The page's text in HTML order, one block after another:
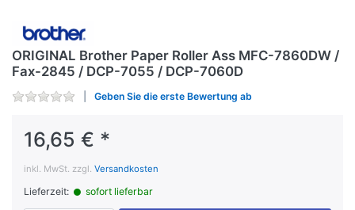
ORIGINAL Brother Paper Roller Ass MFC-7860DW /
Fax-2845 / DCP-7055 / DCP-7060D
Geben Sie die erste Bewertung ab
16,65 € *
inkl. MwSt. zzgl. Versandkosten
Lieferzeit: sofort lieferbar